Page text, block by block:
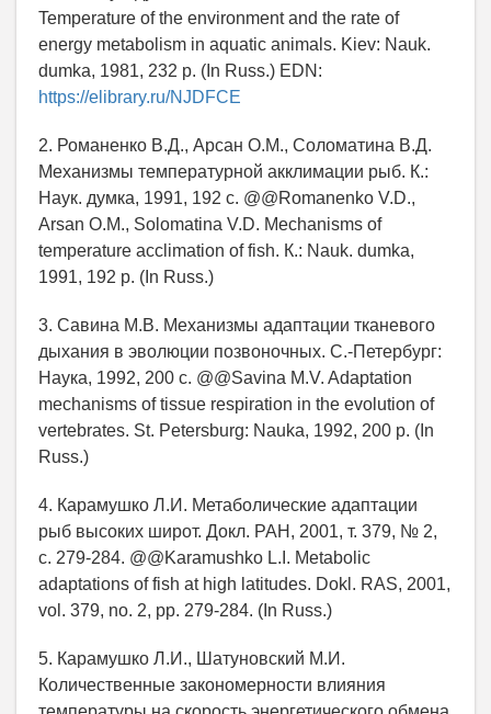
Temperature of the environment and the rate of
energy metabolism in aquatic animals. Kiev: Nauk.
dumka, 1981, 232 p. (In Russ.) EDN:
https://elibrary.ru/NJDFCE
2. Романенко В.Д., Арсан О.М., Соломатина В.Д.
Механизмы температурной акклимации рыб. К.:
Наук. думка, 1991, 192 с. @@Romanenko V.D.,
Arsan O.M., Solomatina V.D. Mechanisms of
temperature acclimation of fish. К.: Nauk. dumka,
1991, 192 p. (In Russ.)
3. Савина М.В. Механизмы адаптации тканевого
дыхания в эволюции позвоночных. С.-Петербург:
Наука, 1992, 200 с. @@Savina M.V. Adaptation
mechanisms of tissue respiration in the evolution of
vertebrates. St. Petersburg: Nauka, 1992, 200 p. (In
Russ.)
4. Карамушко Л.И. Метаболические адаптации
рыб высоких широт. Докл. РАН, 2001, т. 379, № 2,
с. 279-284. @@Karamushko L.I. Metabolic
adaptations of fish at high latitudes. Dokl. RAS, 2001,
vol. 379, no. 2, pp. 279-284. (In Russ.)
5. Карамушко Л.И., Шатуновский М.И.
Количественные закономерности влияния